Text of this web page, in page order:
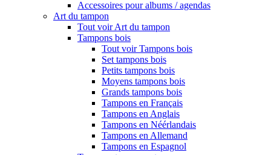
Accessoires pour albums / agendas
Art du tampon
Tout voir Art du tampon
Tampons bois
Tout voir Tampons bois
Set tampons bois
Petits tampons bois
Moyens tampons bois
Grands tampons bois
Tampons en Français
Tampons en Anglais
Tampons en Néérlandais
Tampons en Allemand
Tampons en Espagnol